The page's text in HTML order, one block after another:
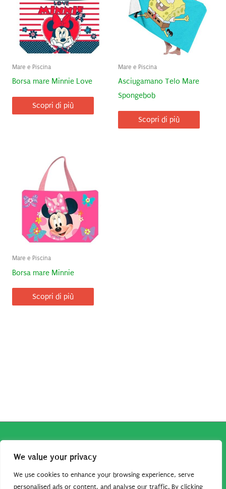
We value your privacy
We use cookies to enhance your browsing experience, serve
personalised ads or content, and analyse our traffic. By clicking
Mare e Piscina
Borsa mare Minnie Love
Scopri di più
Mare e Piscina
Asciugamano Telo Mare
Spongebob
Scopri di più
Mare e Piscina
Borsa mare Minnie
Scopri di più
associato Amazon percepisce dei ricavi da acquisti idonei.
Tutti i guadagni sono direttamente reinvestiti in questo sito
per continuare a condividere tutorial e risorse per gli amanti